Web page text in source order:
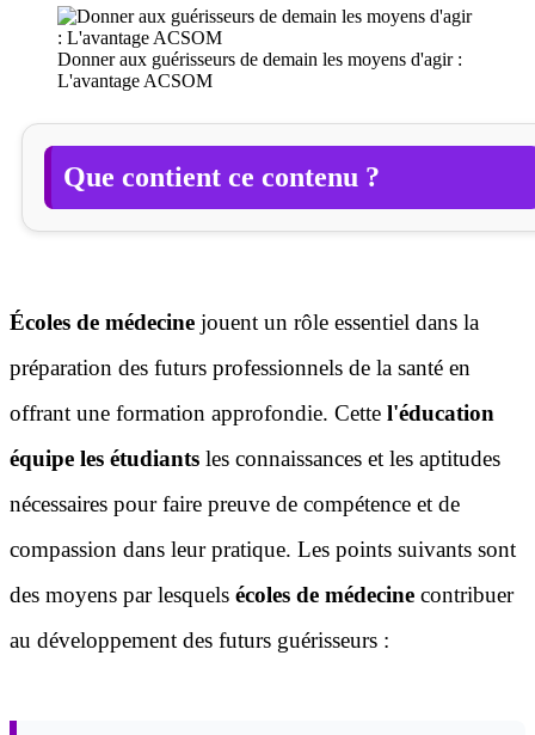
Donner aux guérisseurs de demain les moyens d'agir :
L'avantage ACSOM
Que contient ce contenu ?
Écoles de médecine jouent un rôle essentiel dans la
préparation des futurs professionnels de la santé en
offrant une formation approfondie. Cette l'éducation
équipe les étudiants les connaissances et les aptitudes
nécessaires pour faire preuve de compétence et de
compassion dans leur pratique. Les points suivants sont
des moyens par lesquels écoles de médecine contribuer
au développement des futurs guérisseurs :